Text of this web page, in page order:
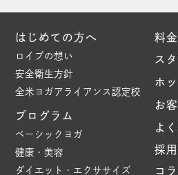
はじめての方へ
ロイブの想い
安全衛生方針
全米ヨガアライアンス認定校
プログラム
ベーシックヨガ
健康・美容
ダイエット・エクササイズ
料金
ス
ホ
お
よ
採
コ